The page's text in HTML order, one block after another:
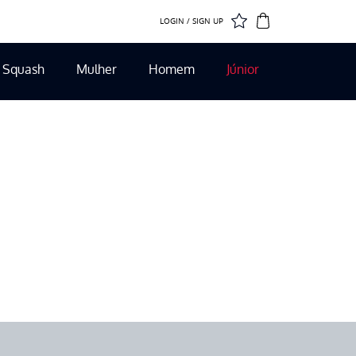
LOGIN / SIGN UP
Squash Mulher Homem Júnior